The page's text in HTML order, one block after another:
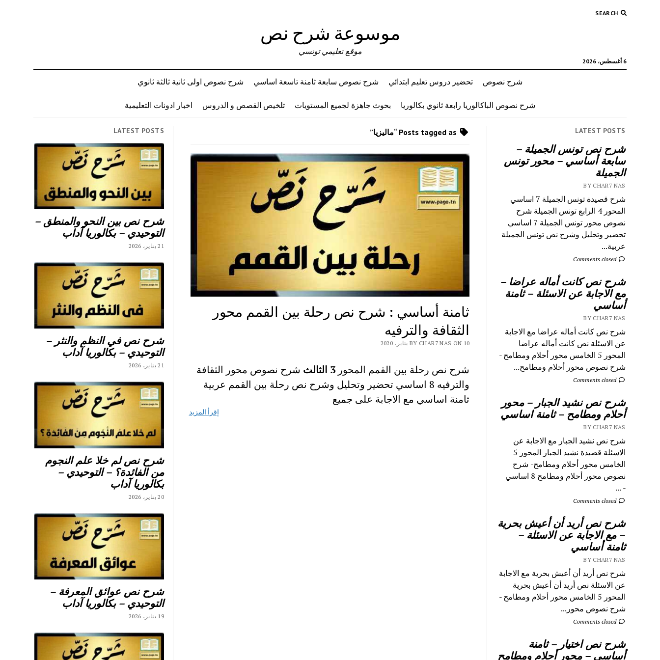
SEARCH
موسوعة شرح نص
6 أغسطس، 2026
موقع تعليمي تونسي
شرح نصوص تحضير دروس تعليم ابتدائي شرح نصوص سابعة ثامنة تاسعة اساسي شرح نصوص اولى ثانية ثالثة ثانوي
شرح نصوص الباكالوريا رابعة ثانوي بكالوريا بحوث جاهزة لجميع المستويات تلخيص القصص و الدروس اخبار ادونات التعليمية
LATEST POSTS
شرح نص تونس الجميلة –
سابعة أساسي – محور تونس
الجميلة
BY CHAR7 NAS
شرح قصيدة تونس الجميلة 7 اساسي
المحور 4 الرابع تونس الجميلة شرح
نصوص محور تونس الجميلة 7 اساسي
تحضير وتحليل وشرح نص تونس الجميلة
عربية...
Comments closed
شرح نص كانت أماله عراضا –
مع الاجابة عن الاسئلة – ثامنة
أساسي
BY CHAR7 NAS
شرح نص كانت أماله عراضا مع الاجابة
عن الاسئلة نص كانت أماله عراضا
المحور 5 الخامس محور أحلام ومطامح -
شرح نصوص محور أحلام ومطامح...
Comments closed
شرح نص نشيد الجبار – محور
أحلام ومطامح – ثامنة اساسي
BY CHAR7 NAS
شرح نص نشيد الجبار مع الاجابة عن
الاسئلة قصيدة نشيد الجبار المحور 5
الخامس محور أحلام ومطامح- شرح
نصوص محور أحلام ومطامح 8 اساسي
- ...
Comments closed
شرح نص أريد أن أعيش بحرية
– مع الاجابة عن الاسئلة –
ثامنة أساسي
BY CHAR7 NAS
شرح نص أريد أن أعيش بحرية مع الاجابة
عن الاسئلة نص أريد أن أعيش بحرية
المحور 5 الخامس محور أحلام ومطامح -
شرح نصوص محور...
Comments closed
شرح نص اختيار – ثامنة
أساسي – محور أحلام ومطامح
ثامنة أساسي : شرح نص رحلة بين القمم محور
الثقافة والترفيه
BY CHAR7 NAS ON 10 يناير، 2020
شرح نص رحلة بين القمم المحور 3 الثالث شرح نصوص محور الثقافة
والترفيه 8 اساسي تحضير وتحليل وشرح نص رحلة بين القمم عربية
ثامنة اساسي مع الاجابة على جميع
إقرأ المزيد
LATEST POSTS
شرح نص بين النحو والمنطق –
التوحيدي – بكالوريا آداب
21 يناير، 2026
شرح نص في النظم والنثر –
التوحيدي – بكالوريا آداب
21 يناير، 2026
شرح نص لم خلا علم النجوم
من الفائدة؟ – التوحيدي –
بكالوريا آداب
20 يناير، 2026
شرح نص عوائق المعرفة –
التوحيدي – بكالوريا آداب
19 يناير، 2026